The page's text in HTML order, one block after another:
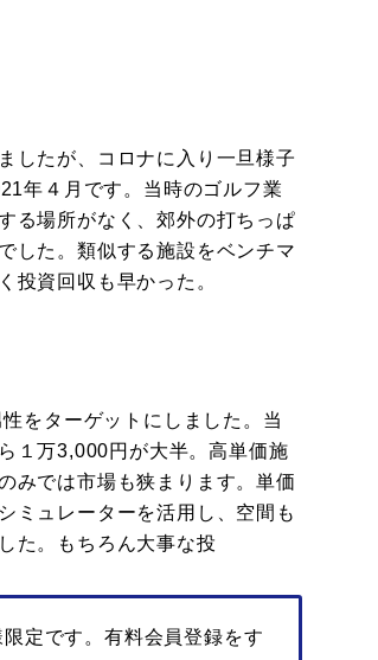
したが、コロナに入り一旦様子
年４月です。当時のゴルフ業
る場所がなく、郊外の打ちっぱ
した。類似する施設をベンチマ
投資回収も早かった。
をターゲットにしました。当
１万3,000円が大半。高単価施
みでは市場も狭まります。単価
ミュレーターを活用し、空間も
た。もちろん大事な投
定です。有料会員登録をす